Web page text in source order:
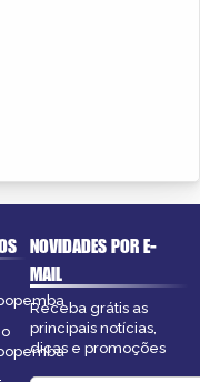
NOVIDADES POR E-
MAIL
Receba grátis as
principais notícias,
dicas e promoções